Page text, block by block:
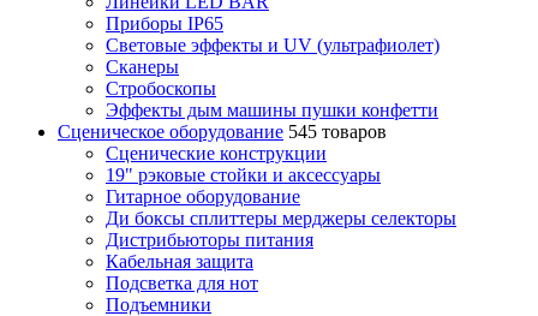
Приборы IP65
Световые эффекты и UV (ультрафиолет)
Сканеры
Стробоскопы
Эффекты дым машины пушки конфетти
Сценическое оборудование 545 товаров
Сценические конструкции
19" рэковые стойки и аксесcуары
Гитарное оборудование
Ди боксы сплиттеры мерджеры селекторы
Дистрибьюторы питания
Кабельная защита
Подсветка для нот
Подъемники